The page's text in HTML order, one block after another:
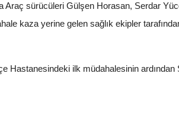
Araç sürücüleri Gülşen Horasan, Serdar
kaza yerine gelen sağlık ekipler
Hastanesindeki ilk müdahalesinin